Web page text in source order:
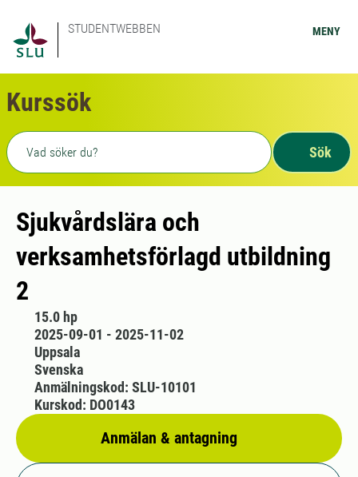
STUDENTWEBBEN MENY
Kurssök
Fritext sökning
Sök
Sjukvårdslära och
verksamhetsförlagd utbildning
2
15.0 hp
2025-09-01 - 2025-11-02
Uppsala
Svenska
Anmälan & antagning
Anmälningskod: SLU-10101
Kurskod: DO0143